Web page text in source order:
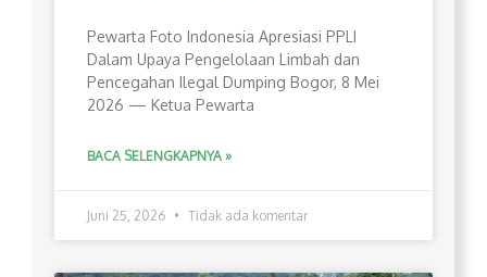
Pewarta Foto Indonesia Apresiasi PPLI
Dalam Upaya Pengelolaan Limbah dan
Pencegahan Ilegal Dumping Bogor, 8 Mei
2026 — Ketua Pewarta
BACA SELENGKAPNYA »
Juni 25, 2026 Tidak ada komentar